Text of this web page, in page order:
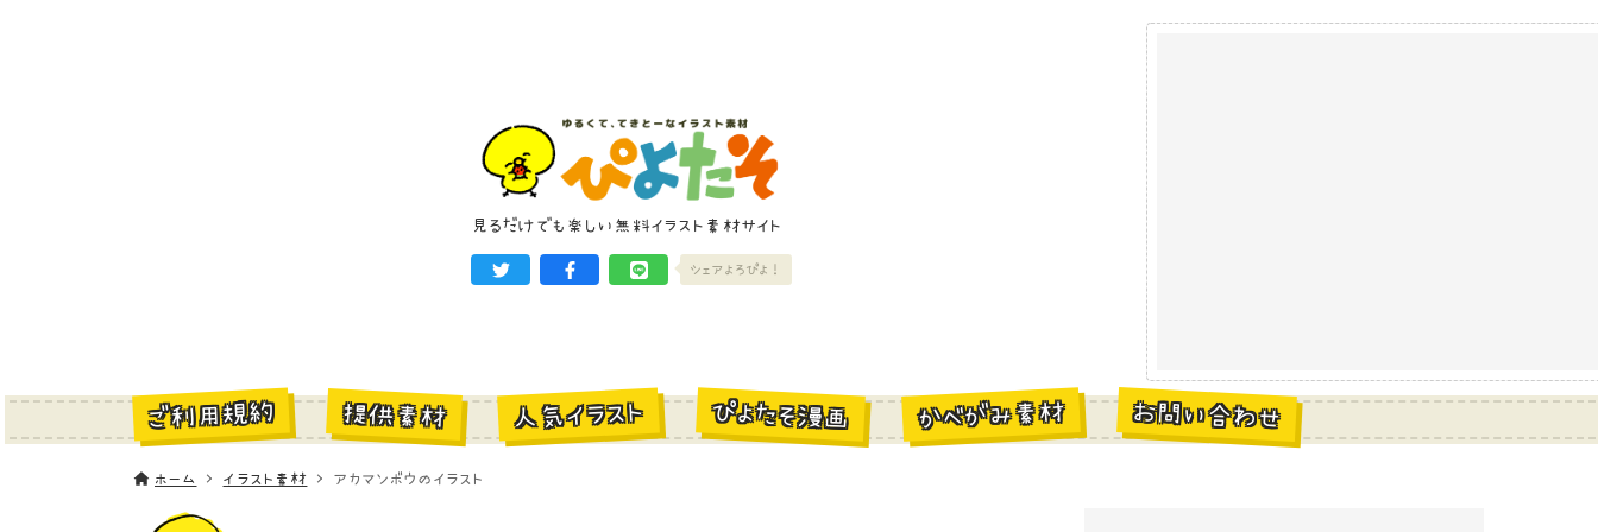
見るだけでも楽しい無料イラスト素材サイト
シェアよろぴよ！
ご利用規約 提供素材 人気イラスト ぴよたそ漫画 かべがみ素材 お問い合わせ
ホーム イラスト素材 アカマンボウのイラスト